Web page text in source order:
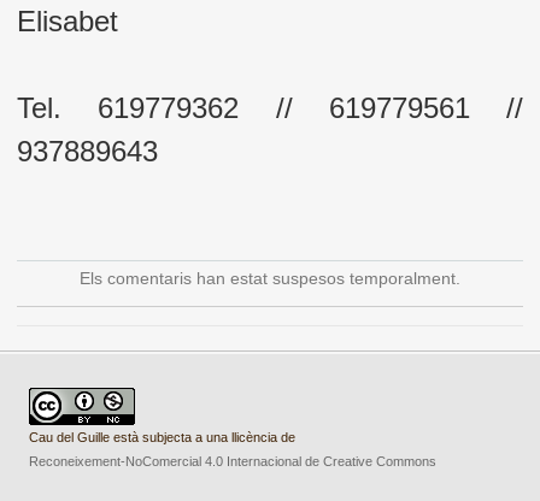
Elisabet
Tel. 619779362 // 619779561 //
937889643
Els comentaris han estat suspesos temporalment.
Cau del Guille està subjecta a una llicència de
Reconeixement-NoComercial 4.0 Internacional de Creative Commons